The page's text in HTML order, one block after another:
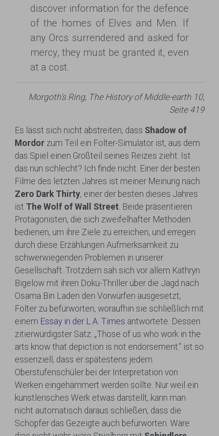
discover information for the defence
of the homes of Elves and Men. If
any Orcs surrendered and asked for
mercy, they must be granted it, even
at a cost.
Morgoth’s Ring, The History of Middle-earth 10,
Seite 419
Es lässt sich nicht abstreiten, dass Shadow of
Mordor zum Teil ein Folter-Simulator ist, aus dem
das Spiel einen Großteil seines Reizes zieht. Ist
das nun schlecht? Ich finde nicht. Einer der besten
Filme des letzten Jahres ist meiner Meinung nach
Zero Dark Thirty, einer der besten dieses Jahres
ist The Wolf of Wall Street. Beide präsentieren
Protagonisten, die sich zweifelhafter Methoden
bedienen, um ihre Ziele zu erreichen, und erregen
durch diese Erzählungen Aufmerksamkeit zu
schwerwiegenden Problemen in unserer
Gesellschaft. Trotzdem sah sich vor allem Kathryn
Bigelow mit ihren Doku-Thriller über die Jagd nach
Osama Bin Laden den Vorwürfen ausgesetzt,
Folter zu befürworten, woraufhin sie schließlich mit
einem Essay in der L.A. Times antwortete. Dessen
zitierwürdigster Satz: „Those of us who work in the
arts know that depiction is not endorsement.” ist so
essenziell, dass er spätestens jedem
Oberstufenschüler bei der Interpretation von
Werken eingehämmert werden sollte. Nur weil ein
künstlerisches Werk etwas darstellt, kann man
nicht automatisch daraus schließen, dass die
Schöpfer das Gezeigte auch befürworten. Wäre